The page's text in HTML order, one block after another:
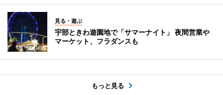
見る・遊ぶ
宇部ときわ遊園地で「サマーナイト」 夜間営業や
マーケット、フラダンスも
もっと見る